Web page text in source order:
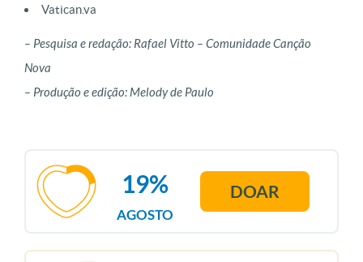
Vatican.va
– Pesquisa e redação: Rafael Vitto – Comunidade Canção
Nova
– Produção e edição: Melody de Paulo
AGOSTO
19% DOAR